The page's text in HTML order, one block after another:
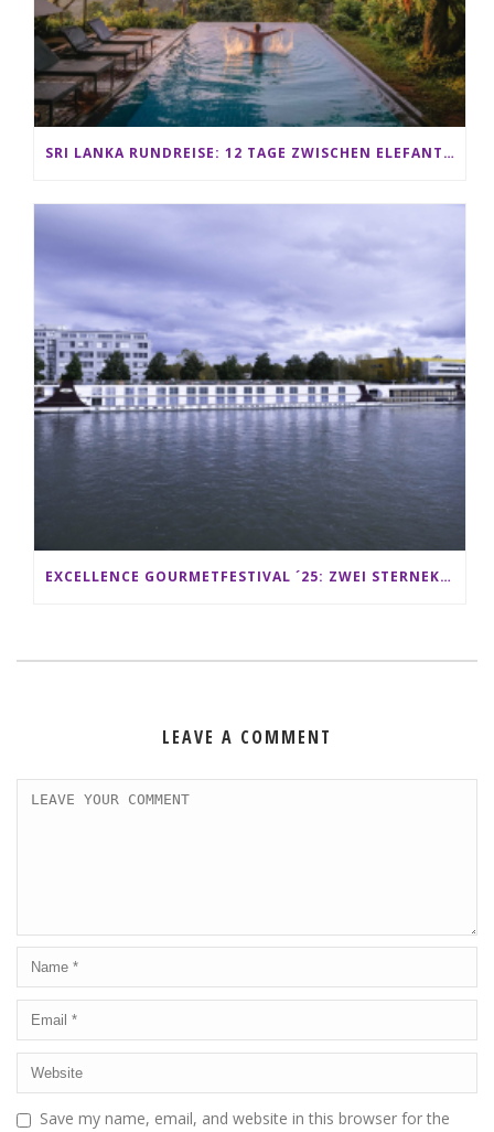
SRI LANKA RUNDREISE: 12 TAGE ZWISCHEN ELEFANTEN, TEEPLANTAGEN & STRAND ALS FAMILIE
EXCELLENCE GOURMETFESTIVAL ´25: ZWEI STERNEKÖCHE ANTONIO GUIDA & DARIO MORESCO VERWÖHNEN IHRE GÄSTE AUF EINER LUXERIÖSEN SCHIFFSREISE
LEAVE A COMMENT
Save my name, email, and website in this browser for the